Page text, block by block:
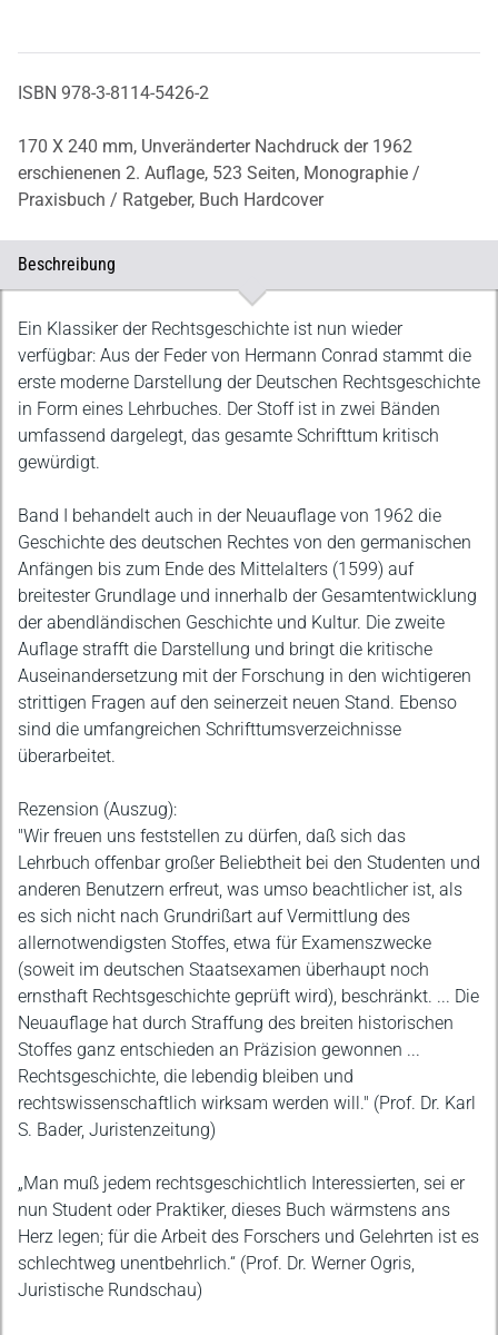
ISBN 978-3-8114-5426-2
170 X 240 mm, Unveränderter Nachdruck der 1962
erschienenen 2. Auflage, 523 Seiten, Monographie /
Praxisbuch / Ratgeber, Buch Hardcover
Beschreibung
Beschreibung
Ein Klassiker der Rechtsgeschichte ist nun wieder
verfügbar: Aus der Feder von Hermann Conrad stammt die
erste moderne Darstellung der Deutschen Rechtsgeschichte
in Form eines Lehrbuches. Der Stoff ist in zwei Bänden
umfassend dargelegt, das gesamte Schrifttum kritisch
gewürdigt.
Band I behandelt auch in der Neuauflage von 1962 die
Geschichte des deutschen Rechtes von den germanischen
Anfängen bis zum Ende des Mittelalters (1599) auf
breitester Grundlage und innerhalb der Gesamtentwicklung
der abendländischen Geschichte und Kultur. Die zweite
Auflage strafft die Darstellung und bringt die kritische
Auseinandersetzung mit der Forschung in den wichtigeren
strittigen Fragen auf den seinerzeit neuen Stand. Ebenso
sind die umfangreichen Schrifttumsverzeichnisse
überarbeitet.
Rezension (Auszug):
"Wir freuen uns feststellen zu dürfen, daß sich das
Lehrbuch offenbar großer Beliebtheit bei den Studenten und
anderen Benutzern erfreut, was umso beachtlicher ist, als
es sich nicht nach Grundrißart auf Vermittlung des
allernotwendigsten Stoffes, etwa für Examenszwecke
(soweit im deutschen Staatsexamen überhaupt noch
ernsthaft Rechtsgeschichte geprüft wird), beschränkt. ... Die
Neuauflage hat durch Straffung des breiten historischen
Stoffes ganz entschieden an Präzision gewonnen ...
Rechtsgeschichte, die lebendig bleiben und
rechtswissenschaftlich wirksam werden will." (Prof. Dr. Karl
S. Bader, Juristenzeitung)
„Man muß jedem rechtsgeschichtlich Interessierten, sei er
nun Student oder Praktiker, dieses Buch wärmstens ans
Herz legen; für die Arbeit des Forschers und Gelehrten ist es
schlechtweg unentbehrlich.“ (Prof. Dr. Werner Ogris,
Juristische Rundschau)